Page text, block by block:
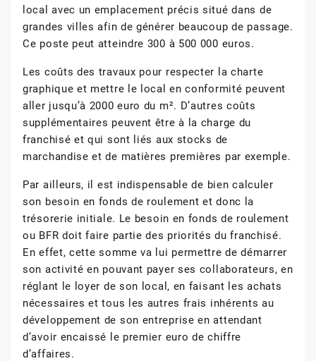
local avec un emplacement précis situé dans de
grandes villes afin de générer beaucoup de passage.
Ce poste peut atteindre 300 à 500 000 euros.
Les coûts des travaux pour respecter la charte
graphique et mettre le local en conformité peuvent
aller jusqu’à 2000 euro du m². D’autres coûts
supplémentaires peuvent être à la charge du
franchisé et qui sont liés aux stocks de
marchandise et de matières premières par exemple.
Par ailleurs, il est indispensable de bien calculer
son besoin en fonds de roulement et donc la
trésorerie initiale. Le besoin en fonds de roulement
ou BFR doit faire partie des priorités du franchisé.
En effet, cette somme va lui permettre de démarrer
son activité en pouvant payer ses collaborateurs, en
réglant le loyer de son local, en faisant les achats
nécessaires et tous les autres frais inhérents au
développement de son entreprise en attendant
d’avoir encaissé le premier euro de chiffre
d’affaires.